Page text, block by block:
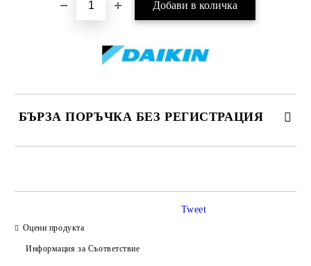
БЪРЗА ПОРЪЧКА БЕЗ РЕГИСТРАЦИЯ
Съгласен съм сПолитиката за лични данни
Оцени продукта
Информация за Съответствие
Tweet